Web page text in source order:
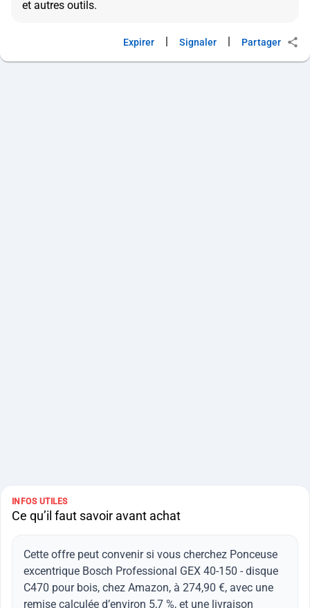
Expirer Signaler Partager
INFOS UTILES
Ce qu’il faut savoir avant achat
Cette offre peut convenir si vous cherchez Ponceuse
excentrique Bosch Professional GEX 40-150 - disque
C470 pour bois, chez Amazon, à 274,90 €, avec une
remise calculée d’environ 5,7 %, et une livraison